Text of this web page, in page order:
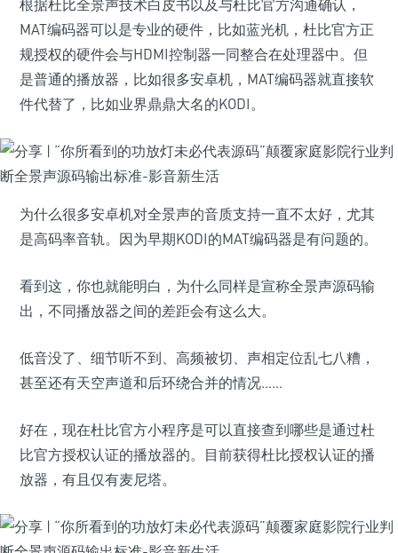
根据杜比全景声技术白皮书以及与杜比官方沟通确认，
MAT编码器可以是专业的硬件，比如蓝光机，杜比官方正
规授权的硬件会与HDMI控制器一同整合在处理器中。但
是普通的播放器，比如很多安卓机，MAT编码器就直接软
件代替了，比如业界鼎鼎大名的KODI。
为什么很多安卓机对全景声的音质支持一直不太好，尤其
是高码率音轨。因为早期KODI的MAT编码器是有问题的。
看到这，你也就能明白，为什么同样是宣称全景声源码输
出，不同播放器之间的差距会有这么大。
低音没了、细节听不到、高频被切、声相定位乱七八糟，
甚至还有天空声道和后环绕合并的情况……
好在，现在杜比官方小程序是可以直接查到哪些是通过杜
比官方授权认证的播放器的。目前获得杜比授权认证的播
放器，有且仅有麦尼塔。